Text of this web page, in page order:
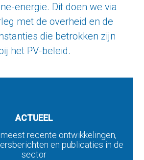
energie. Dit doen we via
met de overheid en de
die betrokken zijn
het PV-beleid.
ACTUEEL
recente ontwikkelingen,
en publicaties in de
sector